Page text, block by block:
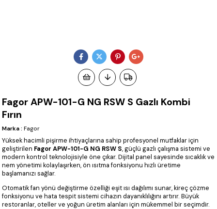
Fagor APW-101-G NG RSW S Gazlı Kombi
Fırın
Marka : Fagor
Yüksek hacimli pişirme ihtiyaçlarına sahip profesyonel mutfaklar için
geliştirilen Fagor APW-101-G NG RSW S, güçlü gazlı çalışma sistemi ve
modern kontrol teknolojisiyle öne çıkar. Dijital panel sayesinde sıcaklık ve
nem yönetimi kolaylaşırken, ön ısıtma fonksiyonu hızlı üretime
başlamanızı sağlar.
Otomatik fan yönü değiştirme özelliği eşit ısı dağılımı sunar, kireç çözme
fonksiyonu ve hata tespit sistemi cihazın dayanıklılığını artırır. Büyük
restoranlar, oteller ve yoğun üretim alanları için mükemmel bir seçimdir.